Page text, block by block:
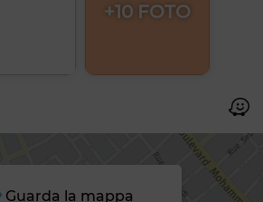
+10 FOTO
Guarda la mappa